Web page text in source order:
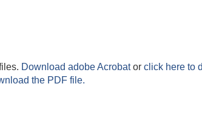
Download adobe Acrobator click here to
the PDF file.